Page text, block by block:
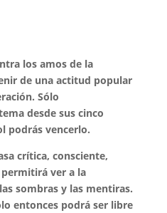
los amos de la
de una actitud popular
Sólo
desde sus cinco
podrás vencerlo.
crítica, consciente,
ver a la
sombras y las mentiras.
entonces podrá ser libre